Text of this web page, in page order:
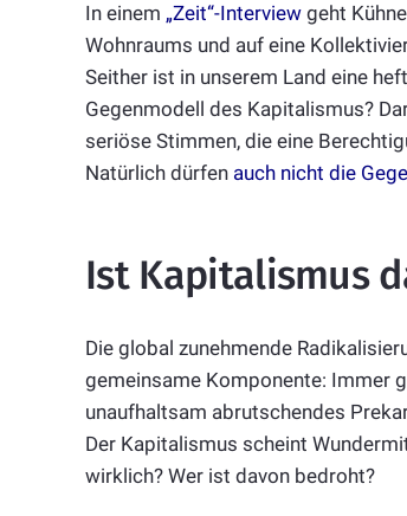
In einem „Zeit“-Interview geht
Wohnraums und auf eine
Seither ist in unserem Land eine
Gegenmodell des Kapitalismus?
seriöse Stimmen, die eine
Natürlich dürfen auch nicht die
Ist Kapitalismus
Die global zunehmende
gemeinsame Komponente: Immer
unaufhaltsam abrutschendes
Der Kapitalismus scheint
wirklich? Wer ist davon bedroht?